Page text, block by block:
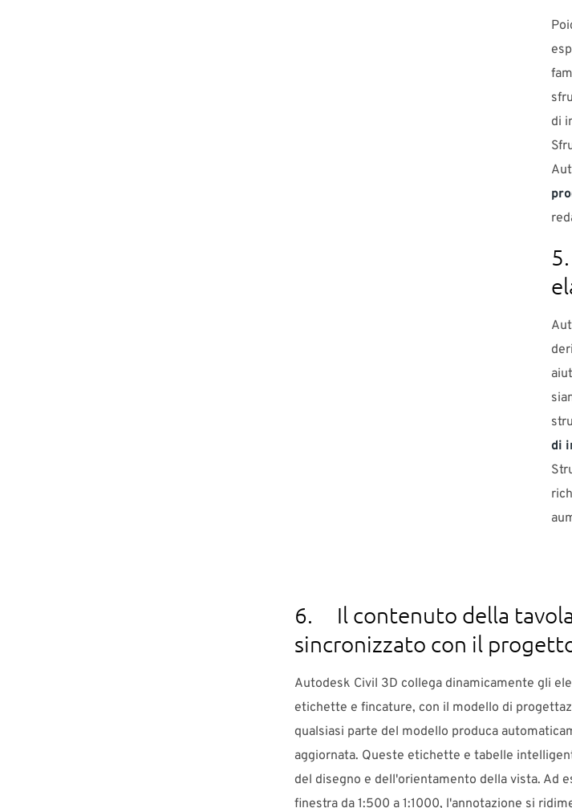
di
di
6. Il contenuto della tavola
sincronizzato con il
Autodesk Civil 3D collega dinamicamente gli
etichette e fincature, con il modello di
qualsiasi parte del modello produca
aggiornata. Queste etichette e tabelle
del disegno e dell'orientamento della vista. Ad
finestra da 1:500 a 1:1000, l'annotazione si